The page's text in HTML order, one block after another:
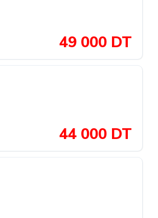
49 000 DT
44 000 DT